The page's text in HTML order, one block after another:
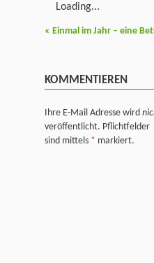
Loading...
« Einmal im Jahr – eine
KOMMENTIEREN
Ihre E-Mail Adresse wird
veröffentlicht. Pflichtfelder
sind mittels * markiert.